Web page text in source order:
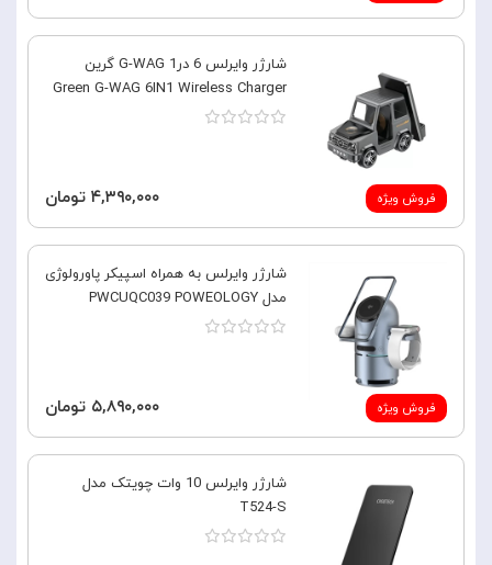
فروش ویژه
شارژر وایرلس 6 در1 G-WAG گرین
Green G-WAG 6IN1 Wireless Charger
۴,۳۹۰,۰۰۰ تومان
فروش ویژه
شارژر وایرلس به همراه اسپیکر پاورولوژی
مدل PWCUQC039 POWEOLOGY
۵,۸۹۰,۰۰۰ تومان
شارژر وایرلس 10 وات چویتک مدل
T524-S